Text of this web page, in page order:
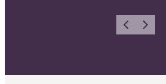
ForrigeNæste